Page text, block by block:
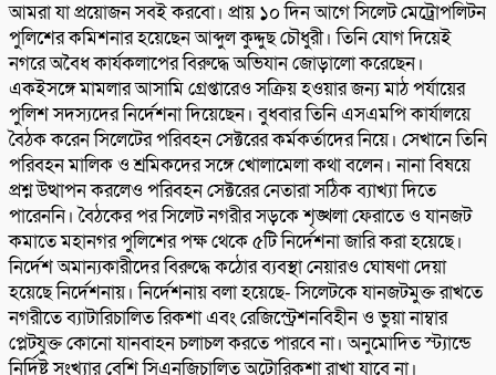
আমরা যা প্রয়োজন সবই করবো। প্রায় ১০ দিন আগে সিলেট মেট্রোপলিটন
পুলিশের কমিশনার হয়েছেন আব্দুল কুদ্দুছ চৌধুরী। তিনি যোগ দিয়েই
নগরে অবৈধ কার্যকলাপের বিরুদ্ধে অভিযান জোড়ালো করেছেন।
একইসঙ্গে মামলার আসামি গ্রেপ্তারেও সক্রিয় হওয়ার জন্য মাঠ পর্যায়ের
পুলিশ সদস্যদের নির্দেশনা দিয়েছেন। বুধবার তিনি এসএমপি কার্যালয়ে
বৈঠক করেন সিলেটের পরিবহন সেক্টরের কর্মকর্তাদের নিয়ে। সেখানে তিনি
পরিবহন মালিক ও শ্রমিকদের সঙ্গে খোলামেলা কথা বলেন। নানা বিষয়ে
প্রশ্ন উত্থাপন করলেও পরিবহন সেক্টরের নেতারা সঠিক ব্যাখ্যা দিতে
পারেননি। বৈঠকের পর সিলেট নগরীর সড়কে শৃঙ্খলা ফেরাতে ও যানজট
কমাতে মহানগর পুলিশের পক্ষ থেকে ৫টি নির্দেশনা জারি করা হয়েছে।
নির্দেশ অমান্যকারীদের বিরুদ্ধে কঠোর ব্যবস্থা নেয়ারও ঘোষণা দেয়া
হয়েছে নির্দেশনায়। নির্দেশনায় বলা হয়েছে- সিলেটকে যানজটমুক্ত রাখতে
নগরীতে ব্যাটারিচালিত রিকশা এবং রেজিস্ট্রেশনবিহীন ও ভুয়া নাম্বার
প্লেটযুক্ত কোনো যানবাহন চলাচল করতে পারবে না। অনুমোদিত স্ট্যান্ডে
নির্দিষ্ট সংখ্যার বেশি সিএনজিচালিত অটোরিকশা রাখা যাবে না।